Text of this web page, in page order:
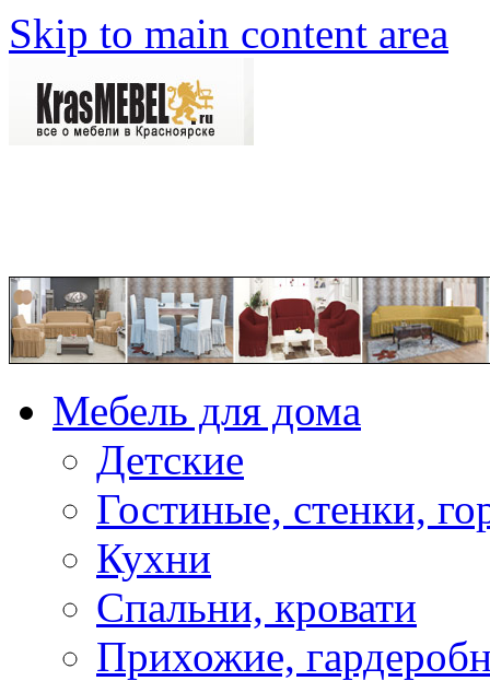
Skip to main content area
Мебель для дома
Детские
Гостиные, стенки,
Кухни
Спальни, кровати
Прихожие,